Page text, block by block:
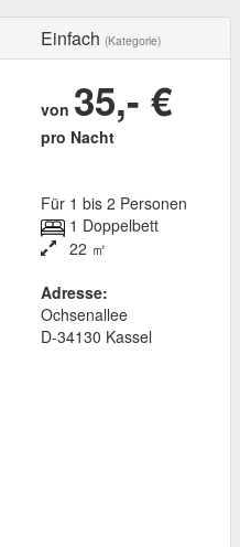
Einfach (Kategorie)
von 35,- €
pro Nacht
Für 1 bis 2 Personen
1 Doppelbett
22 ㎡
Adresse:
Ochsenallee
D-34130 Kassel